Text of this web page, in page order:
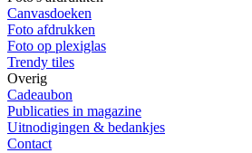
Canvasdoeken
Foto afdrukken
Foto op plexiglas
Trendy tiles
Overig
Cadeaubon
Publicaties in magazine
Uitnodigingen & bedankjes
Contact